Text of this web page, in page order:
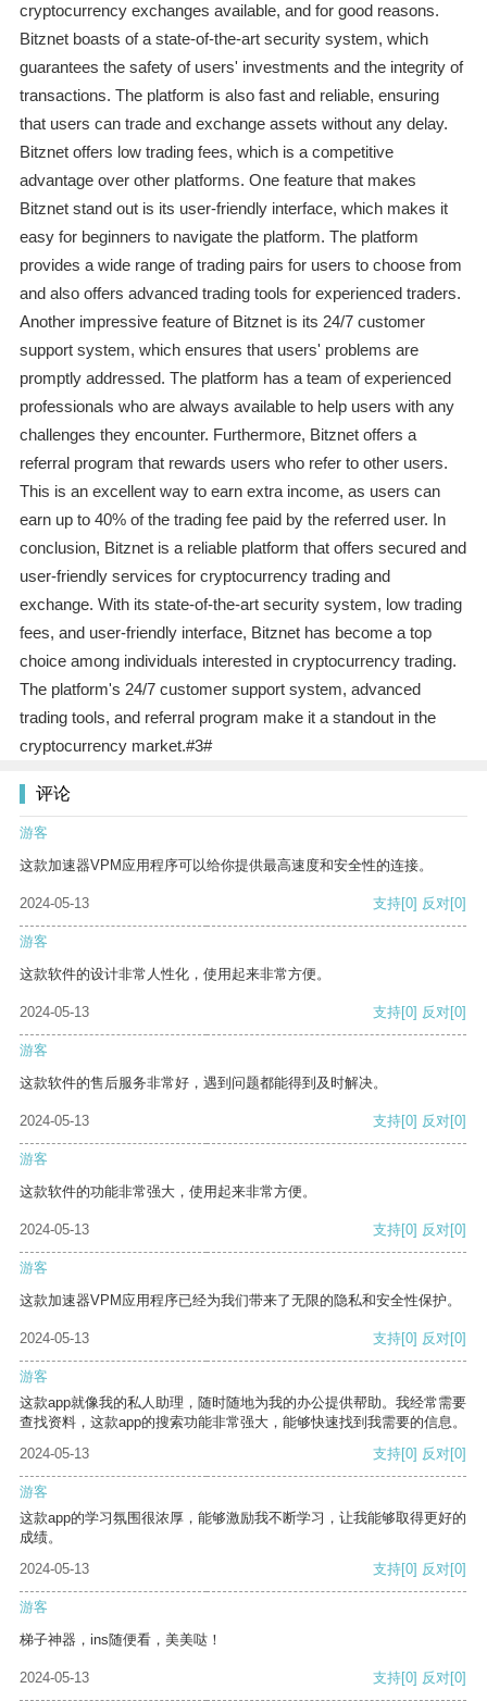
cryptocurrency exchanges available, and for good reasons.
Bitznet boasts of a state-of-the-art security system, which
guarantees the safety of users' investments and the integrity of
transactions. The platform is also fast and reliable, ensuring
that users can trade and exchange assets without any delay.
Bitznet offers low trading fees, which is a competitive
advantage over other platforms. One feature that makes
Bitznet stand out is its user-friendly interface, which makes it
easy for beginners to navigate the platform. The platform
provides a wide range of trading pairs for users to choose from
and also offers advanced trading tools for experienced traders.
Another impressive feature of Bitznet is its 24/7 customer
support system, which ensures that users' problems are
promptly addressed. The platform has a team of experienced
professionals who are always available to help users with any
challenges they encounter. Furthermore, Bitznet offers a
referral program that rewards users who refer to other users.
This is an excellent way to earn extra income, as users can
earn up to 40% of the trading fee paid by the referred user. In
conclusion, Bitznet is a reliable platform that offers secured and
user-friendly services for cryptocurrency trading and
exchange. With its state-of-the-art security system, low trading
fees, and user-friendly interface, Bitznet has become a top
choice among individuals interested in cryptocurrency trading.
The platform's 24/7 customer support system, advanced
trading tools, and referral program make it a standout in the
cryptocurrency market.#3#
评论
游客
这款加速器VPM应用程序可以给你提供最高速度和安全性的连接。
2024-05-13 支持[0] 反对[0]
游客
这款软件的设计非常人性化，使用起来非常方便。
2024-05-13 支持[0] 反对[0]
游客
这款软件的售后服务非常好，遇到问题都能得到及时解决。
2024-05-13 支持[0] 反对[0]
游客
这款软件的功能非常强大，使用起来非常方便。
2024-05-13 支持[0] 反对[0]
游客
这款加速器VPM应用程序已经为我们带来了无限的隐私和安全性保护。
2024-05-13 支持[0] 反对[0]
游客
这款app就像我的私人助理，随时随地为我的办公提供帮助。我经常需要
查找资料，这款app的搜索功能非常强大，能够快速找到我需要的信息。
2024-05-13
支持[0] 反对[0]
游客
这款app的学习氛围很浓厚，能够激励我不断学习，让我能够取得更好的
成绩。
2024-05-13
支持[0] 反对[0]
游客
梯子神器，ins随便看，美美哒！
2024-05-13 支持[0] 反对[0]